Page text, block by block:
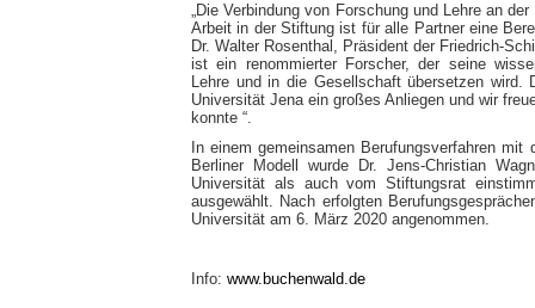
„Die Verbindung von Forschung und Lehre an
Arbeit in der Stiftung ist für alle Partner eine
Dr. Walter Rosenthal, Präsident der Friedrich-
ist ein renommierter Forscher, der seine
Lehre und in die Gesellschaft übersetzen
Universität Jena ein großes Anliegen und wir
konnte “.
In einem gemeinsamen Berufungsverfahren
Berliner Modell wurde Dr. Jens-Christian
Universität als auch vom Stiftungsrat
ausgewählt. Nach erfolgten
Universität am 6. März 2020 angenommen.
Info: www.buchenwald.de